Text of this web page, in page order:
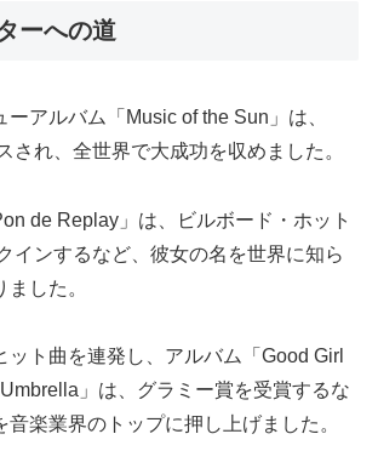
ーへの道
ーアルバム「Music of the Sun」は、
され、全世界で大成功を収めました。
de Replay」は、ビルボード・ホット
インするなど、彼女の名を世界に知ら
した。
ット曲を連発し、アルバム「Good Girl
」は、グラミー賞を受賞するな
音楽業界のトップに押し上げました。